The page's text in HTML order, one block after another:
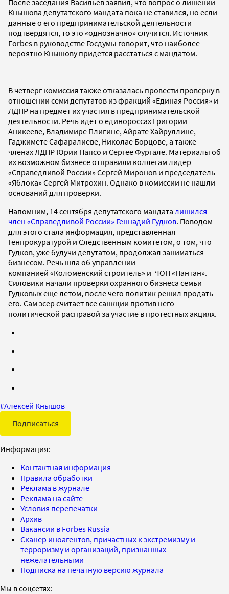
Кнышова депутатского мандата пока не ставился, но если
данные о его предпринимательской деятельности
подтвердятся, то это «однозначно» случится. Источник
Forbes в руководстве Госдумы говорит, что наиболее
вероятно Кнышову придется расстаться с мандатом.
В четверг комиссия также отказалась провести проверку в
отношении семи депутатов из фракций «Единая Россия» и
ЛДПР на предмет их участия в предпринимательской
деятельности. Речь идет о единороссах Григории
Аникееве, Владимире Плигине, Айрате Хайруллине,
Гаджимете Сафаралиеве, Николае Борцове, а также
членах ЛДПР Юрии Напсо и Сергее Фургале. Материалы об
их возможном бизнесе отправили коллегам лидер
«Справедливой России» Сергей Миронов и председатель
«Яблока» Сергей Митрохин. Однако в комиссии не нашли
оснований для проверки.
Напомним, 14 сентября депутатского мандата лишился
член «Справедливой России» Геннадий Гудков. Поводом
для этого стала информация, представленная
Генпрокуратурой и Следственным комитетом, о том, что
Гудков, уже будучи депутатом, продолжал заниматься
бизнесом. Речь шла об управлении
компанией «Коломенский строитель» и ЧОП «Пантан».
Силовики начали проверки охранного бизнеса семьи
Гудковых еще летом, после чего политик решил продать
его. Сам эсер считает все санкции против него
политической расправой за участие в протестных акциях.
#Алексей Кнышов
Подписаться
Информация:
Контактная информация
Правила обработки
Реклама в журнале
Реклама на сайте
Условия перепечатки
Архив
Вакансии в Forbes Russia
Сканер иноагентов, причастных к экстремизму и
терроризму и организаций, признанных
нежелательными
Подписка на печатную версию журнала
Мы в соцсетях: